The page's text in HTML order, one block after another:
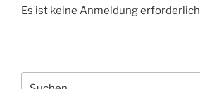
Es ist keine Anmeldung erforderlich